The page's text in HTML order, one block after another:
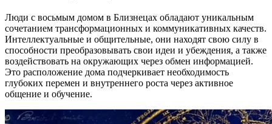
Люди с восьмым домом в Близнецах обладают уникальным
сочетанием трансформационных и коммуникативных качеств.
Интеллектуальные и общительные, они находят свою силу в
способности преобразовывать свои идеи и убеждения, а также
воздействовать на окружающих через обмен информацией.
Это расположение дома подчеркивает необходимость
глубоких перемен и внутреннего роста через активное
общение и обучение.